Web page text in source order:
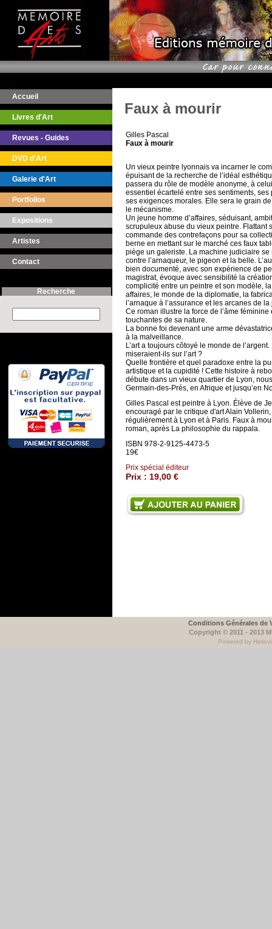
Accueil
Livres d'Art
Revues - Guides
DVD d'Art
Galerie d'Art
Portfolios
Expositions
Artistes
Contact
Recherche
Faux à mourir
Gilles Pascal
Faux à mourir
Un vieux peintre lyonnais va incarner le
épuisant de la recherche de l’idéal
passera du rôle de modèle anonyme, à
essentiel écartelé entre ses sentiments, ses
ses exigences morales. Elle sera le grain
le mécanisme.
Un jeune homme d’affaires, séduisant,
scrupuleux abuse du vieux peintre. Flattant
commande des contrefaçons pour sa
berne en mettant sur le marché ces faux
piège un galeriste. La machine judiciaire se
contre l’arnaqueur, le pigeon et la belle.
bien documenté, avec son expérience de
magistrat, évoque avec sensibilité la
complicité entre un peintre et son modèle,
affaires, le monde de la diplomatie, la
l’arnaque à l’assurance et les arcanes de la
Ce roman illustre la force de l’âme féminine
touchantes de sa nature.
La bonne foi devenant une arme
à la malveillance.
L’art a toujours côtoyé le monde de
miseraient-ils sur l’art ?
Quelle frontière et quel paradoxe entre la
artistique et la cupidité ! Cette histoire à
débute dans un vieux quartier de Lyon,
Germain-des-Prés, en Afrique et jusqu’en
Gilles Pascal est peintre à Lyon. Élève de
encouragé par le critique d'art Alain
régulièrement à Lyon et à Paris. Faux à
roman, après La philosophie du rappala.
ISBN 978-2-9125-4473-5
19€
Prix spécial éditeur
Prix : 19,00 €
Conditions Générales de
Copyright © 2011 - 2013
Powered by